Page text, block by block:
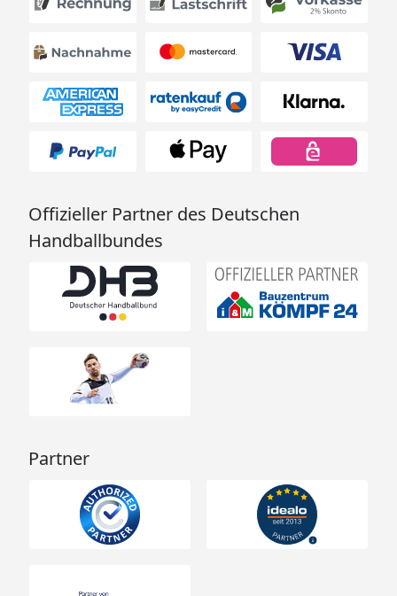
Offizieller Partner des Deutschen
Handballbundes
Partner